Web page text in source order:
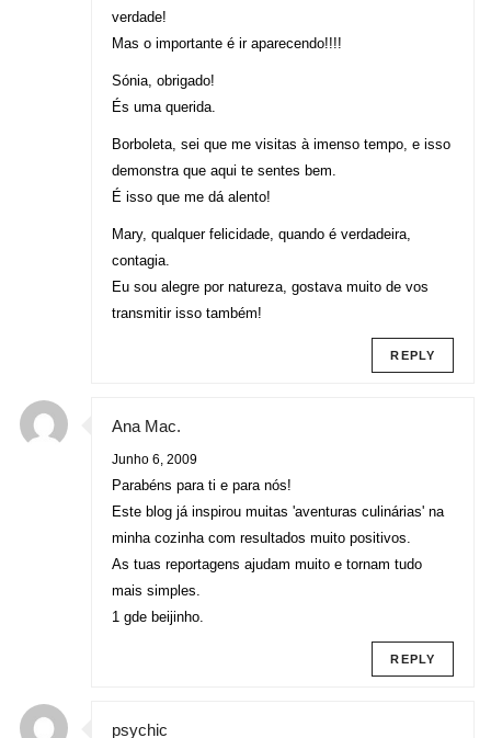
verdade!
Mas o importante é ir aparecendo!!!!
Sónia, obrigado!
És uma querida.
Borboleta, sei que me visitas à imenso tempo, e isso
demonstra que aqui te sentes bem.
É isso que me dá alento!
Mary, qualquer felicidade, quando é verdadeira,
contagia.
Eu sou alegre por natureza, gostava muito de vos
transmitir isso também!
REPLY
Ana Mac.
Junho 6, 2009
Parabéns para ti e para nós!
Este blog já inspirou muitas 'aventuras culinárias' na
minha cozinha com resultados muito positivos.
As tuas reportagens ajudam muito e tornam tudo
mais simples.
1 gde beijinho.
REPLY
psychic